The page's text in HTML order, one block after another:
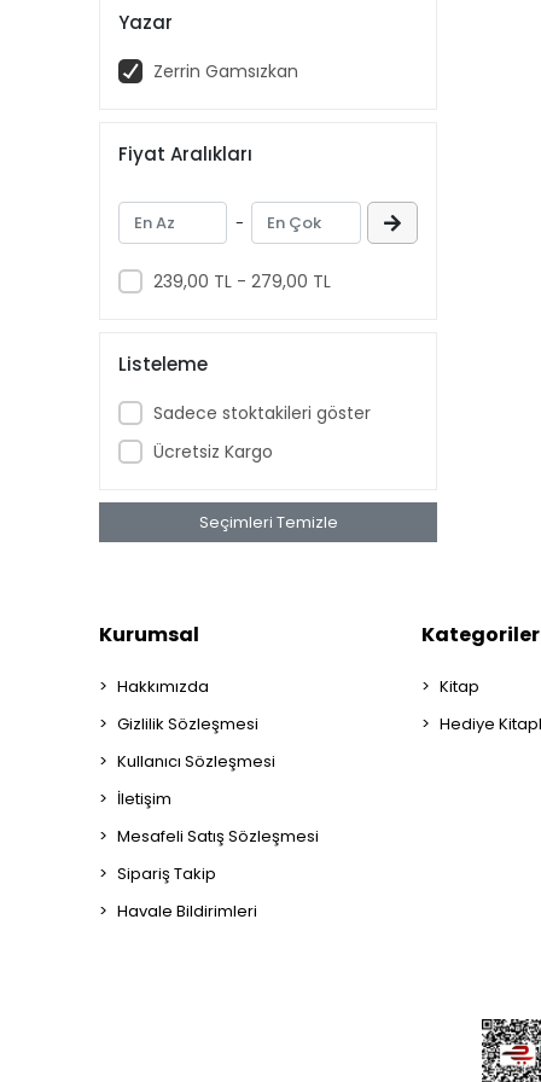
Yazar
Zerrin Gamsızkan
Fiyat Aralıkları
-
239,00 TL - 279,00 TL
Listeleme
Sadece stoktakileri göster
Ücretsiz Kargo
Seçimleri Temizle
Kurumsal
Hakkımızda
Gizlilik Sözleşmesi
Kullanıcı Sözleşmesi
İletişim
Mesafeli Satış Sözleşmesi
Sipariş Takip
Havale Bildirimleri
Kategoriler
Kitap
Hediye